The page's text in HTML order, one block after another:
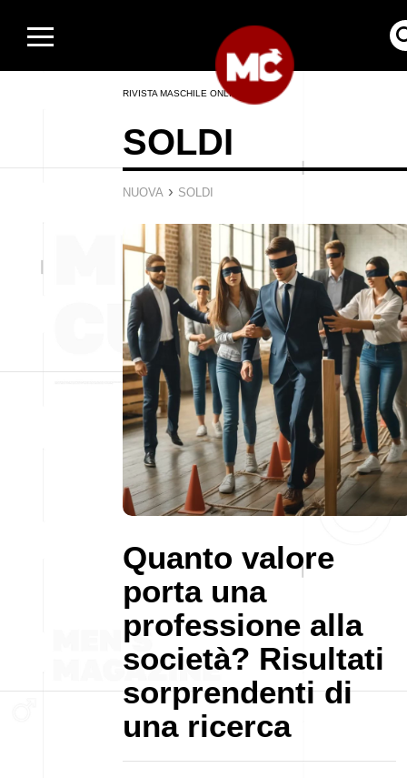
RIVISTA MASCHILE ONLINE
SOLDI
NUOVA › SOLDI
Quanto valore
porta una
professione alla
società? Risultati
sorprendenti di
una ricerca